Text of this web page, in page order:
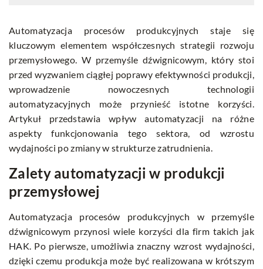
Automatyzacja procesów produkcyjnych staje się
kluczowym elementem współczesnych strategii rozwoju
przemysłowego. W przemyśle dźwignicowym, który stoi
przed wyzwaniem ciągłej poprawy efektywności produkcji,
wprowadzenie nowoczesnych technologii
automatyzacyjnych może przynieść istotne korzyści.
Artykuł przedstawia wpływ automatyzacji na różne
aspekty funkcjonowania tego sektora, od wzrostu
wydajności po zmiany w strukturze zatrudnienia.
Zalety automatyzacji w produkcji
przemysłowej
Automatyzacja procesów produkcyjnych w przemyśle
dźwignicowym przynosi wiele korzyści dla firm takich jak
HAK. Po pierwsze, umożliwia znaczny wzrost wydajności,
dzięki czemu produkcja może być realizowana w krótszym